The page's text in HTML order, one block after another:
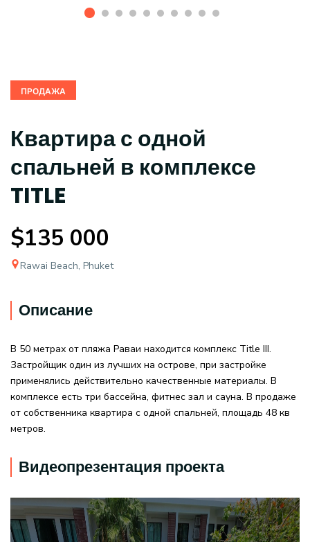
ПРОДАЖА
Квартира с одной
спальней в комплексе
TITLE
$135 000
Rawai Beach, Phuket
Описание
В 50 метрах от пляжа Раваи находится комплекс Title III.
Застройщик один из лучших на острове, при застройке
применялись действительно качественные материалы. В
комплексе есть три бассейна, фитнес зал и сауна. В продаже
от собственника квартира с одной спальней, площадь 48 кв
метров.
Видеопрезентация проекта